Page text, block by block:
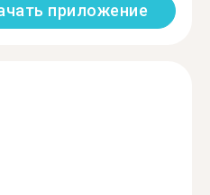
приложение